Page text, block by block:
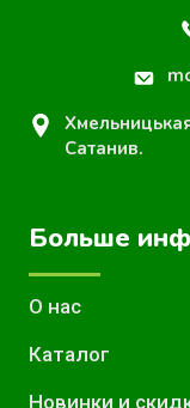
Сатанив.
Больше
О нас
Каталог
Новинки и